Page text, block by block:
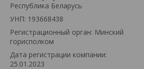
Республика Беларусь
УНП: 193668438
Регистрационный орган: Минский
горисполком
Дата регистрации компании:
25.01.2023